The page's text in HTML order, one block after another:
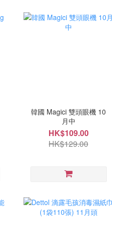
韓國 Magici 雙頭眼機 10
月中
HK$109.00
HK$129.00